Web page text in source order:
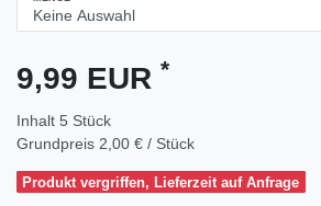
9,99 EUR *
Inhalt 5 Stück
Grundpreis 2,00 € / Stück
Produkt vergriffen, Lieferzeit auf Anfrage